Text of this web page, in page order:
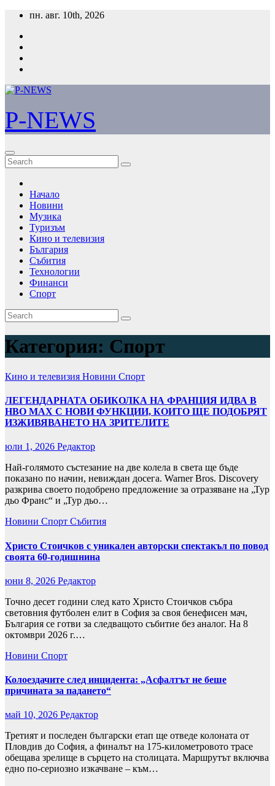
Skip
content
пн. авг. 10th, 2026
P-NEWS
Начало
Новини
Музика
Туризъм
Кино и телевизия
България
Събития
Технологии
Финанси
Спорт
Категория: Спорт
Кино и телевизия Новини Спорт
ЛЕГЕНДАРНАТА ОБИКОЛКА НА ФРАНЦИЯ ИДВА В
НВО МАХ С НОВИ ФУНКЦИИ, КОИТО ЩЕ ПОДОБРЯТ
ИЗЖИВЯВАНЕТО НА ЗРИТЕЛИТЕ
юли 1, 2026 Редактор
Най-голямото състезание на две колела в света ще бъде
показано по начин, невиждан досега. Warner Bros. Discovery
разкрива своето подобрено предложение за отразяване на „Тур
дьо Франс“ и „Тур дьо…
Новини Спорт Събития
Христо Стоичков с уникален авторски спектакъл по повод
своята 60-годишнина
юни 8, 2026 Редактор
Точно десет години след като Христо Стоичков събра
световния футболен елит в София за своя бенефисен мач,
България се готви за следващото събитие без аналог. На 8
октомври 2026 г.…
Новини Спорт
Колоездачите след инцидента: „Асфалтът не беше
причината за падането“
май 10, 2026 Редактор
Третият и последен български етап ще отведе колоната от
Пловдив до София, а финалът на 175-километровото трасе
обещава зрелище в сърцето на столицата. Маршрутът включва
едно по-сериозно изкачване – към…